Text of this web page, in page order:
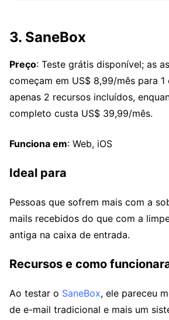
3. SaneBox
Preço: Teste grátis disponível; as
começam em US$ 8,99/mês para
apenas 2 recursos incluídos,
completo custa US$ 39,99/mês.
Funciona em: Web, iOS
Ideal para
Pessoas que sofrem mais com a
mails recebidos do que com a
antiga na caixa de entrada.
Recursos e como
Ao testar o SaneBox, ele pareceu
de e-mail tradicional e mais um